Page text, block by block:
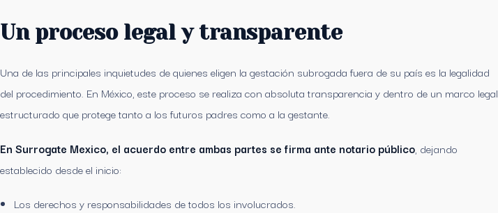
Un proceso legal y transparente
Una de las principales inquietudes de quienes eligen la gestación subrogada fuera de su país es la legalidad
del procedimiento. En México, este proceso se realiza con absoluta transparencia y dentro de un marco legal
estructurado que protege tanto a los futuros padres como a la gestante.
En Surrogate Mexico, el acuerdo entre ambas partes se firma ante notario público , dejando
establecido desde el inicio:
Los derechos y responsabilidades de todos los involucrados.